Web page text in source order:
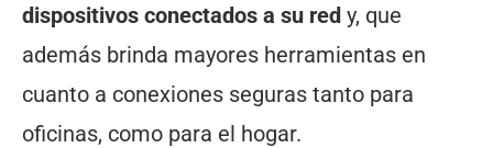
dispositivos conectados a su red y, que
además brinda mayores herramientas en
cuanto a conexiones seguras tanto para
oficinas, como para el hogar.